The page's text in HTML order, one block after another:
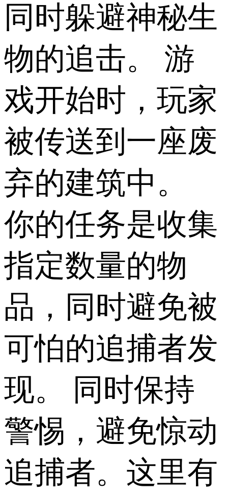
同时躲避神秘生
物的追击。 游
戏开始时，玩家
被传送到一座废
弃的建筑中。
你的任务是收集
指定数量的物
品，同时避免被
可怕的追捕者发
现。 同时保持
警惕，避免惊动
追捕者。这里有